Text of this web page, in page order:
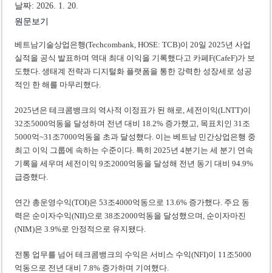
날짜: 2026. 1. 20.
원문보기
베트남기술상업은행(Techcombank, HOSE: TCB)이 20일 2025년 사업
실적을 공식 발표하며 역대 최대 이익을 기록했다고 카페F(CafeF)가 보
도했다. 생태계 전략과 디지털화 플랫폼을 통한 강력한 성장세로 성공
적인 한 해를 마무리했다.
2025년은 테크콤뱅크의 역사적 이정표가 된 해로, 세전이익(LNTT)이
32조5000억동을 달성하며 전년 대비 18.2% 증가했고, 목표치인 31조
5000억~31조7000억동을 초과 달성했다. 이는 베트남 민간상업은행 중
최고 이익 그룹에 속하는 수준이다. 특히 2025년 4분기는 세 분기 연속
기록을 세우며 세전이익 9조2000억동을 달성해 전년 동기 대비 94.9%
급증했다.
연간 총운영수익(TOI)은 53조4000억동으로 13.6% 증가했다. 주요 동
력은 순이자수익(NII)으로 38조2000억동을 달성했으며, 순이자마진
(NIM)은 3.9%로 안정적으로 유지됐다.
전통 업무를 넘어 테크콤뱅크의 수익은 서비스 수익(NFI)이 11조5000
억동으로 전년 대비 7.8% 증가하며 기여했다.